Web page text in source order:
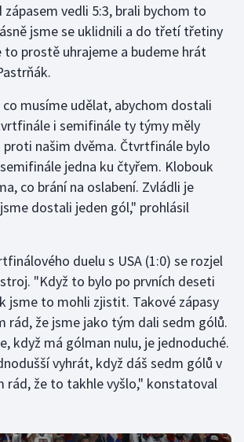
vedli 5:3, brali bychom to
jsme se uklidnili a do třetí třetiny
to prostě uhrajeme a budeme hrát
musíme udělat, abychom dostali
i semifinále ty týmy měly
našim dvěma. Čtvrtfinále bylo
jedna ku čtyřem. Klobouk
co brání na oslabení. Zvládli je
dostali jeden gól," prohlásil
duelu s USA (1:0) se rozjel
"Když to bylo po prvních deseti
jsme to mohli zjistit. Takové zápasy
rád, že jsme jako tým dali sedm gólů.
když má gólman nulu, je jednoduché.
vyhrát, když dáš sedm gólů v
rád, že to takhle vyšlo," konstatoval